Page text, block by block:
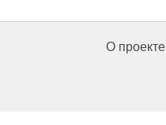
О проекте